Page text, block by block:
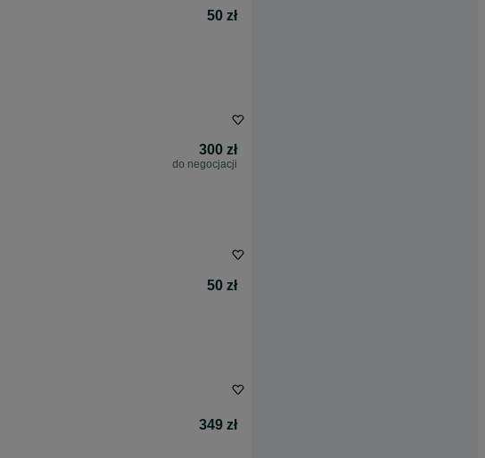
50 zł
300 zł
do negocjacji
50 zł
349 zł